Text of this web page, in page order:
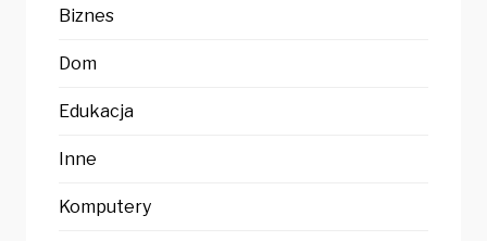
Biznes
Dom
Edukacja
Inne
Komputery